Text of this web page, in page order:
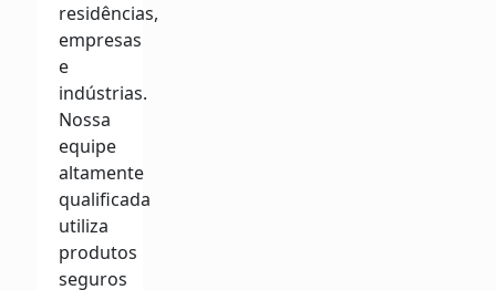
residências,
empresas
e
indústrias.
Nossa
equipe
altamente
qualificada
utiliza
produtos
seguros